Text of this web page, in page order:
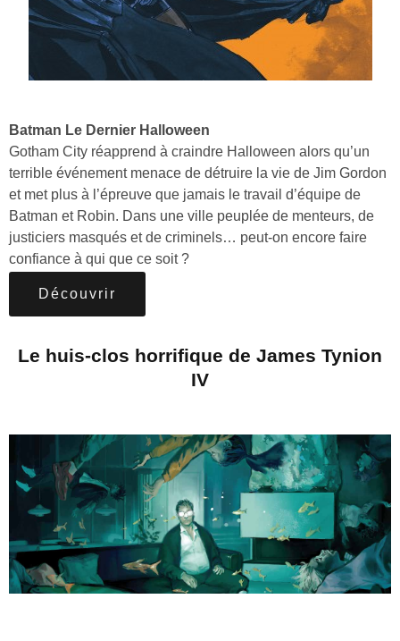
Batman Le Dernier Halloween
Gotham City réapprend à craindre Halloween alors qu’un
terrible événement menace de détruire la vie de Jim Gordon
et met plus à l’épreuve que jamais le travail d’équipe de
Batman et Robin. Dans une ville peuplée de menteurs, de
justiciers masqués et de criminels… peut-on encore faire
confiance à qui que ce soit ?
Découvrir
Le huis-clos horrifique de James Tynion
IV